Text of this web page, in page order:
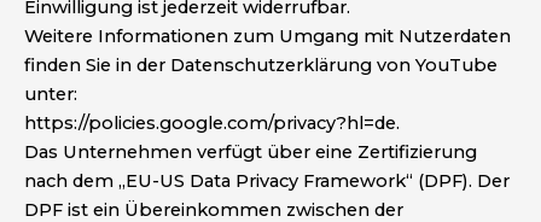
Einwilligung ist jederzeit widerrufbar.
Weitere Informationen zum Umgang mit Nutzerdaten
finden Sie in der Datenschutzerklärung von YouTube
unter:
https://policies.google.com/privacy?hl=de.
Das Unternehmen verfügt über eine Zertifizierung
nach dem „EU-US Data Privacy Framework“ (DPF). Der
DPF ist ein Übereinkommen zwischen der